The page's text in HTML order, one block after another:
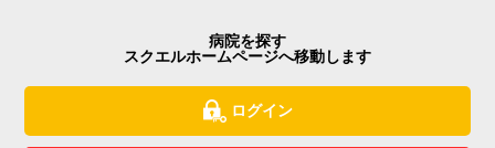
病院を探す
スクエルホームページへ移動します
ログイン